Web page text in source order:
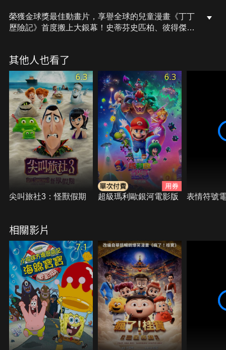
榮獲金球獎最佳動畫片，享譽全球的兒童漫畫《丁丁
歷險記》首度搬上大銀幕！史蒂芬史匹柏、彼得傑克
其他人也看了
6.3
尖叫旅社3：怪獸假期
6.3
超級瑪利歐銀河電影版 表情符號
相關影片
7.1